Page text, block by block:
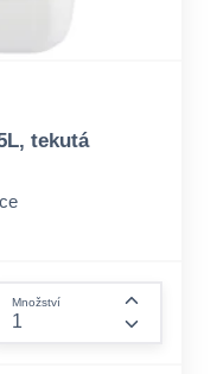
tekutá
Množství